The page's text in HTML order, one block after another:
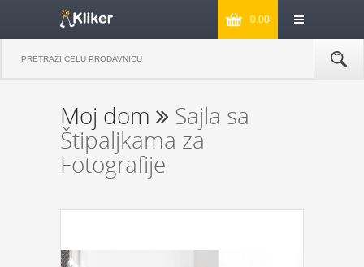
0.00
Moj dom
Sajla sa
Štipaljkama za
Fotografije